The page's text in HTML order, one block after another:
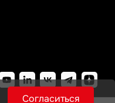
Согласиться